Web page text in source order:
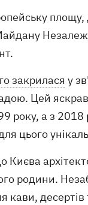
закрилася у
Цей
року, а з 2018
цього
родини.
кави,